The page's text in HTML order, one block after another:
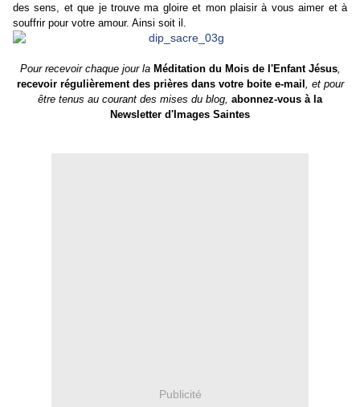
des sens, et que je trouve ma gloire et mon plaisir à vous aimer et à
souffrir pour votre amour. Ainsi soit il.
Pour recevoir chaque jour la Méditation du Mois de l'Enfant Jésus,
recevoir régulièrement des prières dans votre boite e-mail , et pour
être tenus au courant des mises du blog, abonnez-vous à la
Newsletter d'Images Saintes
Publicité